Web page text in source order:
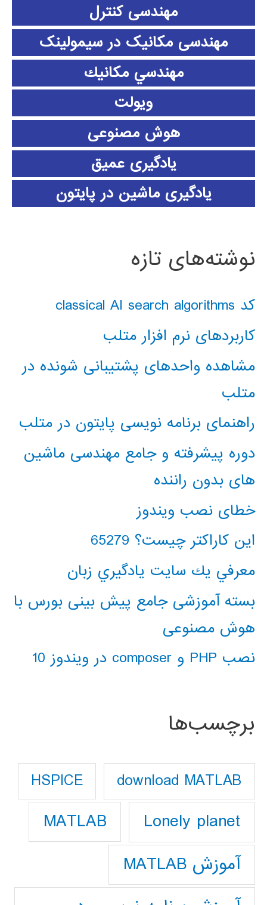
مهندسی کنترل
مهندسی مکانیک در سیمولینک
مهندسي مكانيك
ویولت
هوش مصنوعی
یادگیری عمیق
یادگیری ماشین در پایتون
نوشته‌های تازه
کد classical AI search algorithms
کاربردهای نرم افزار متلب
مشاهده واحدهای پشتیبانی شونده در
متلب
راهنمای برنامه نویسی پایتون در متلب
دوره پیشرفته و جامع مهندسی ماشین
های بدون راننده
خطای نصب ویندوز
این کاراکتر چیست؟ 65279
معرفي يك سايت يادگيري زبان
بسته آموزشی جامع پیش بینی بورس با
هوش مصنوعی
نصب PHP و composer در ویندوز 10
برچسب‌ها
download MATLAB
HSPICE
Lonely planet
MATLAB
آموزش MATLAB